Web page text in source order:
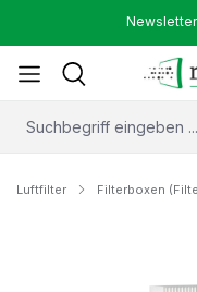
Newsletter
Luftfilter Filterboxen